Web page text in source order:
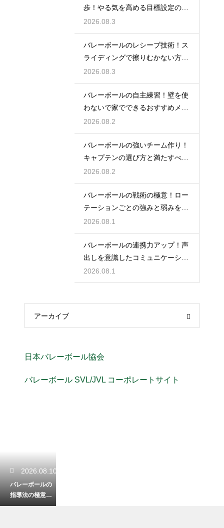
歩！やる気を高める目標設定の仕
方とは
2026.08.3
バレーボールのレシーブ技術！ス
ライディングで擦りむかない方法
を伝授
2026.08.3
バレーボールの自主練習！壁を使
わないで家でできるおすすめメニ
ュー
2026.08.2
バレーボールの強いチーム作り！
キャプテンの選び方と満たすべき
基準
2026.08.2
バレーボールの戦術の極意！ロー
テーションごとの強みと弱みを徹
底分析
2026.08.1
バレーボールの連携力アップ！声
出しを意識したコミュニケーショ
ン練習
2026.08.1
アーカイブ
日本バレーボール協会
バレーボール SVL/JVL コーポレートサイト
2026.08.10
バレーボールの
指導法の極意！
選手のフォーム